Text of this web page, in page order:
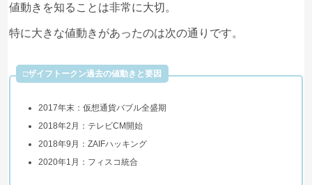
値動きを知ることは非常に大切。
特に大きな値動きがあったのは次の通りです。
□ザイフトークン過去の値動きと要因
2017年末：仮想通貨バブル全盛期
2018年2月：テレビCM開始
2018年9月：ZAIFハッキング
2020年1月：フィスコ統合